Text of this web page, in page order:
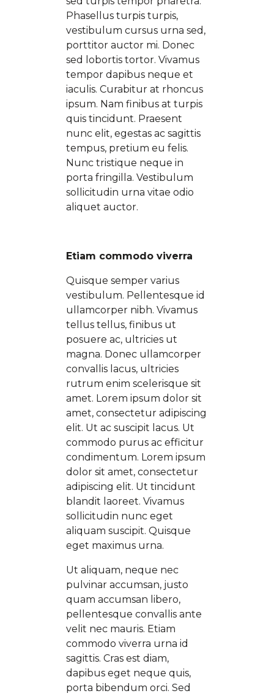
Phasellus turpis turpis,
vestibulum cursus urna sed,
porttitor auctor mi. Donec
sed lobortis tortor. Vivamus
tempor dapibus neque et
iaculis. Curabitur at rhoncus
ipsum. Nam finibus at turpis
quis tincidunt. Praesent
nunc elit, egestas ac sagittis
tempus, pretium eu felis.
Nunc tristique neque in
porta fringilla. Vestibulum
sollicitudin urna vitae odio
aliquet auctor.
Etiam commodo viverra
Quisque semper varius
vestibulum. Pellentesque id
ullamcorper nibh. Vivamus
tellus tellus, finibus ut
posuere ac, ultricies ut
magna. Donec ullamcorper
convallis lacus, ultricies
rutrum enim scelerisque sit
amet. Lorem ipsum dolor sit
amet, consectetur adipiscing
elit. Ut ac suscipit lacus. Ut
commodo purus ac efficitur
condimentum. Lorem ipsum
dolor sit amet, consectetur
adipiscing elit. Ut tincidunt
blandit laoreet. Vivamus
sollicitudin nunc eget
aliquam suscipit. Quisque
eget maximus urna.
Ut aliquam, neque nec
pulvinar accumsan, justo
quam accumsan libero,
pellentesque convallis ante
velit nec mauris. Etiam
commodo viverra urna id
sagittis. Cras est diam,
dapibus eget neque quis,
porta bibendum orci. Sed